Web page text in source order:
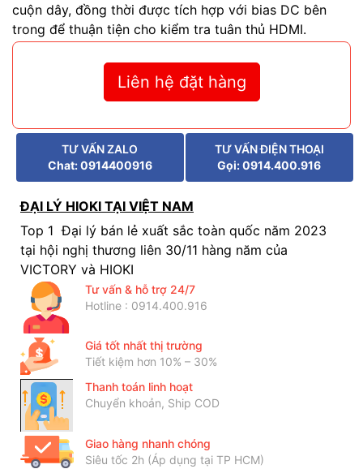
cuộn dây, đồng thời được tích hợp với bias DC bên
trong để thuận tiện cho kiểm tra tuân thủ HDMI.
Liên hệ đặt hàng
TƯ VẤN ZALO
Chat: 0914400916
TƯ VẤN ĐIỆN THOẠI
Gọi: 0914.400.916
ĐẠI LÝ HIOKI TẠI VIỆT NAM
Top 1 Đại lý bán lẻ xuất sắc toàn quốc năm 2023
tại hội nghị thương liên 30/11 hàng năm của
VICTORY và HIOKI
Tư vấn & hỗ trợ 24/7
Hotline : 0914.400.916
Giá tốt nhất thị trường
Tiết kiệm hơn 10% – 30%
Thanh toán linh hoạt
Chuyển khoản, Ship COD
Giao hàng nhanh chóng
Siêu tốc 2h (Áp dụng tại TP HCM)